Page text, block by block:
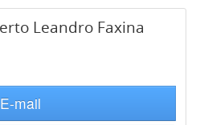
Leandro Faxina
E-mail